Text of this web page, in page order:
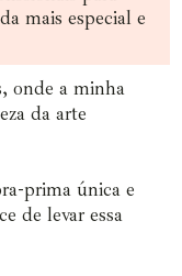
mais especial e
onde a minha
da arte
prima única e
de levar essa